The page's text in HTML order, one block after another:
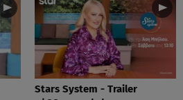
Stars System - Trailer